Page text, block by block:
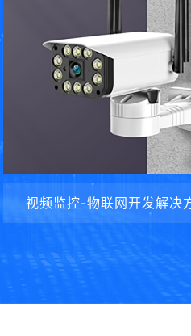
视频监控-物联网开发解决